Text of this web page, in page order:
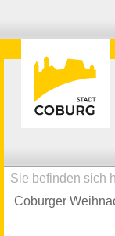
Sie befinden sich
Coburger